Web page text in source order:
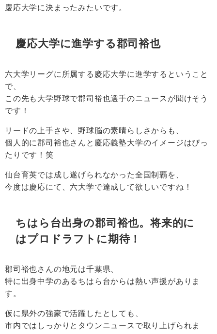
慶応大学に決まったみたいです。
慶応大学に進学する郡司裕也
六大学リーグに所属する慶応大学に進学するということ
で、
この先も大学野球で郡司裕也選手のニュースが聞けそう
です！
リードの上手さや、野球脳の素晴らしさからも、
個人的に郡司裕也さんと慶応義塾大学のイメージはぴっ
たりです！笑
仙台育英では成し遂げられなかった全国制覇を、
今度は慶応にて、六大学で達成して欲しいですね！
ちはら台出身の郡司裕也。将来的に
はプロドラフトに期待！
郡司裕也さんの地元は千葉県、
特に出身中学のあるちはら台からは熱い声援がありま
す。
仮に県外の強豪で活躍したとしても、
市内ではしっかりとタウンニュースで取り上げられま